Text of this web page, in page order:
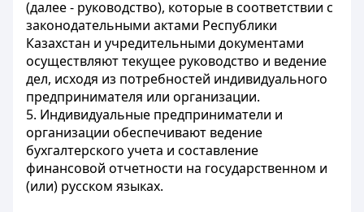
(далее - руководство), которые в соответствии с
законодательными актами Республики
Казахстан и учредительными документами
осуществляют текущее руководство и ведение
дел, исходя из потребностей индивидуального
предпринимателя или организации.
5. Индивидуальные предприниматели и
организации обеспечивают ведение
бухгалтерского учета и составление
финансовой отчетности на государственном и
(или) русском языках.